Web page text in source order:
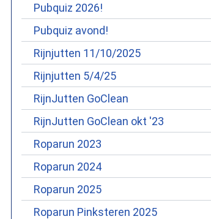
Pubquiz 2026!
Pubquiz avond!
Rijnjutten 11/10/2025
Rijnjutten 5/4/25
RijnJutten GoClean
RijnJutten GoClean okt '23
Roparun 2023
Roparun 2024
Roparun 2025
Roparun Pinksteren 2025